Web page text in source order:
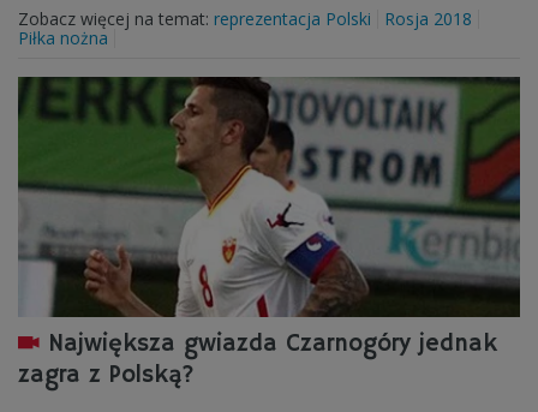
Zobacz więcej na temat: reprezentacja Polski
Rosja 2018
Piłka nożna
Największa gwiazda Czarnogóry jednak
zagra z Polską?